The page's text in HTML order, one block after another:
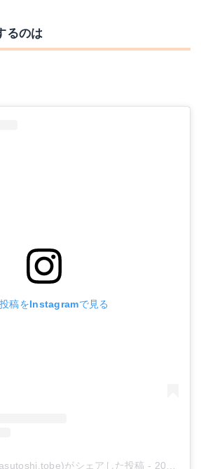
るのは
稿をInstagramで見る
がシェアした投稿 - 2019年10月月13日午後8時58分PDT